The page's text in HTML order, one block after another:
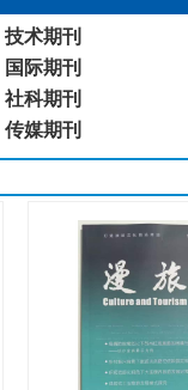
技术期刊
国际期刊
社科期刊
传媒期刊